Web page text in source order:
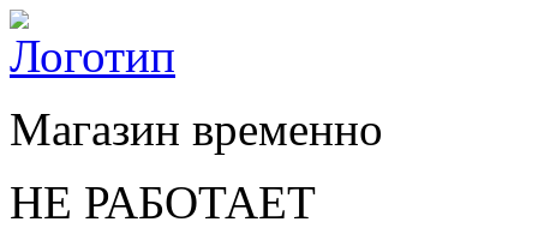
Магазин временно
НЕ РАБОТАЕТ